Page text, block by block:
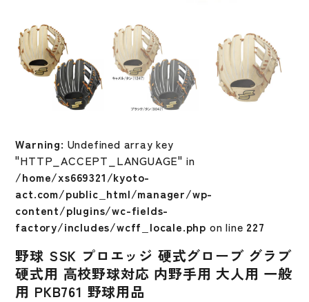
Warning: Undefined array key
"HTTP_ACCEPT_LANGUAGE" in
/home/xs669321/kyoto-
act.com/public_html/manager/wp-
content/plugins/wc-fields-
factory/includes/wcff_locale.php on line 227
野球 SSK プロエッジ 硬式グローブ グラブ
硬式用 高校野球対応 内野手用 大人用 一般
用 PKB761 野球用品